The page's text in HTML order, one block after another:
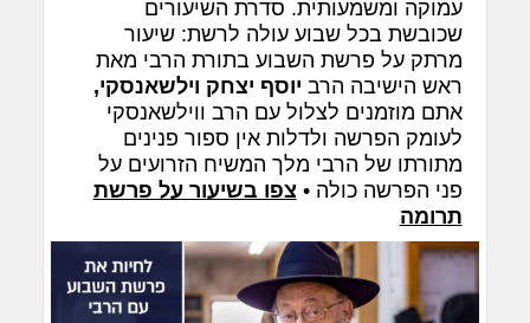
עמוקה ומשמעותית. סדרת השיעורים
שכובשת בכל שבוע עולה לרשת: שיעור
מרתק על פרשת השבוע בתורת הרבי מאת
ראש הישיבה הרב יוסף יצחק וילשאנסקי,
אתם מוזמנים לצלול עם הרב ווילשאנסקי
לעומק הפרשה ולדלות אין ספור פנינים
מתורתו של הרבי מלך המשיח הזרועים על
פני הפרשה כולה • צפו בשיעור על פרשת
תרומה